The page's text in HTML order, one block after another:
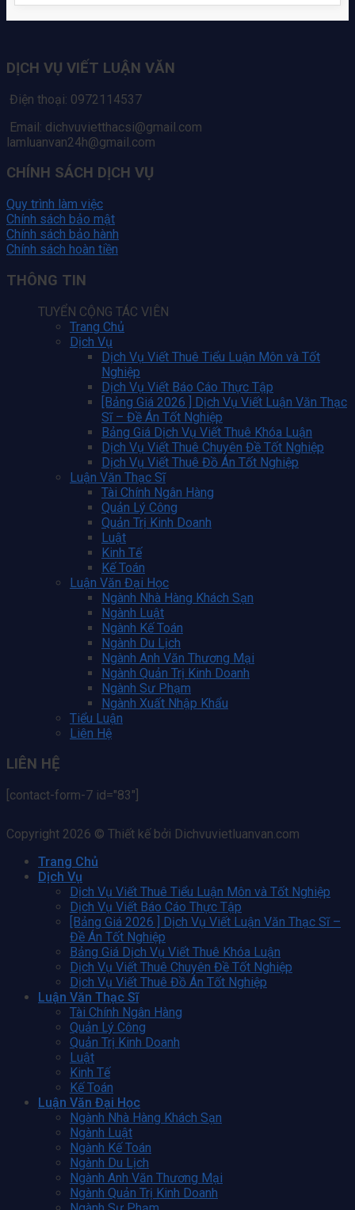
DỊCH VỤ VIẾT LUẬN VĂN
Điện thoại: 0972114537
Email: dichvuvietthacsi@gmail.com
lamluanvan24h@gmail.com
CHÍNH SÁCH DỊCH VỤ
Quy trình làm việc
Chính sách bảo mật
Chính sách bảo hành
Chính sách hoàn tiền
THÔNG TIN
TUYỂN CỘNG TÁC VIÊN
Trang Chủ
Dịch Vụ
Dịch Vụ Viết Thuê Tiểu Luận Môn và Tốt
Nghiệp
Dịch Vụ Viết Báo Cáo Thực Tập
[Bảng Giá 2026 ] Dịch Vụ Viết Luận Văn Thạc
Sĩ – Đề Án Tốt Nghiệp
Bảng Giá Dịch Vụ Viết Thuê Khóa Luận
Dịch Vụ Viết Thuê Chuyên Đề Tốt Nghiệp
Dịch Vụ Viết Thuê Đồ Án Tốt Nghiệp
Luận Văn Thạc Sĩ
Tài Chính Ngân Hàng
Quản Lý Công
Quản Trị Kinh Doanh
Luật
Kinh Tế
Kế Toán
Luận Văn Đại Học
Ngành Nhà Hàng Khách Sạn
Ngành Luật
Ngành Kế Toán
Ngành Du Lịch
Ngành Anh Văn Thương Mại
Ngành Quản Trị Kinh Doanh
Ngành Sư Phạm
Ngành Xuất Nhập Khẩu
Tiểu Luận
Liên Hệ
LIÊN HỆ
[contact-form-7 id="83"]
Copyright 2026 © Thiết kế bởi Dichvuvietluanvan.com
Trang Chủ
Dịch Vụ
Dịch Vụ Viết Thuê Tiểu Luận Môn và Tốt Nghiệp
Dịch Vụ Viết Báo Cáo Thực Tập
[Bảng Giá 2026 ] Dịch Vụ Viết Luận Văn Thạc Sĩ –
Đề Án Tốt Nghiệp
Bảng Giá Dịch Vụ Viết Thuê Khóa Luận
Dịch Vụ Viết Thuê Chuyên Đề Tốt Nghiệp
Dịch Vụ Viết Thuê Đồ Án Tốt Nghiệp
Luận Văn Thạc Sĩ
Tài Chính Ngân Hàng
Quản Lý Công
Quản Trị Kinh Doanh
Luật
Kinh Tế
Kế Toán
Luận Văn Đại Học
Ngành Nhà Hàng Khách Sạn
Ngành Luật
Ngành Kế Toán
Ngành Du Lịch
Ngành Anh Văn Thương Mại
Ngành Quản Trị Kinh Doanh